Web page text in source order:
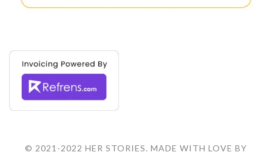
© 2021-2022 HER STORIES. MADE WITH LOVE BY